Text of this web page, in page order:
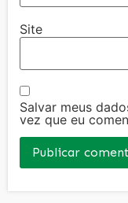
Site
Salvar meus
vez que eu